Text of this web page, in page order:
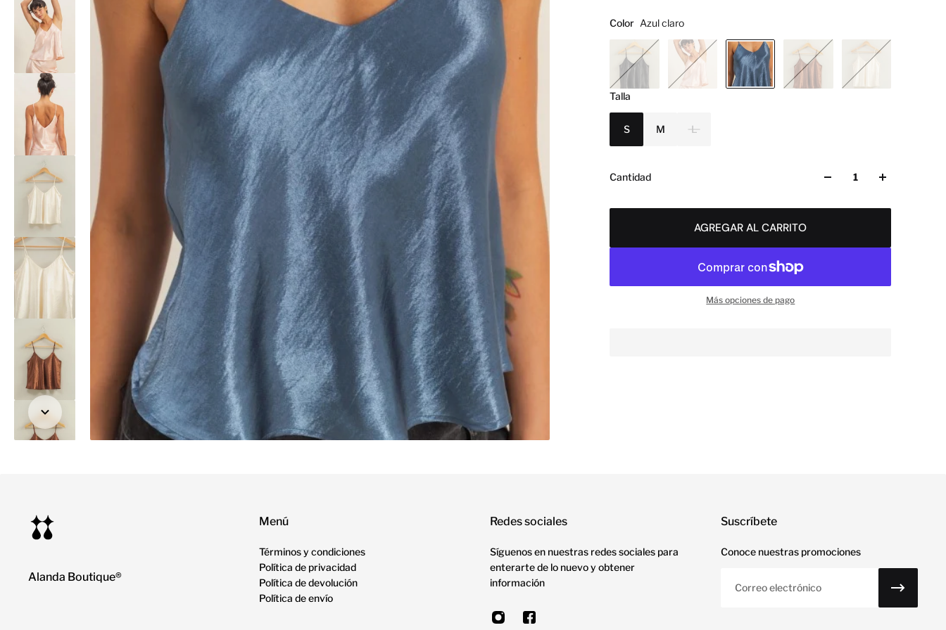
Color Azul claro
Talla
S M L
Cantidad
AGREGAR AL CARRITO
Más opciones de pago
Alanda Boutique®
Menú
Términos y condiciones
Política de privacidad
Política de devolución
Política de envío
Redes sociales
Síguenos en nuestras redes sociales para
enterarte de lo nuevo y obtener
información
Suscríbete
Conoce nuestras promociones